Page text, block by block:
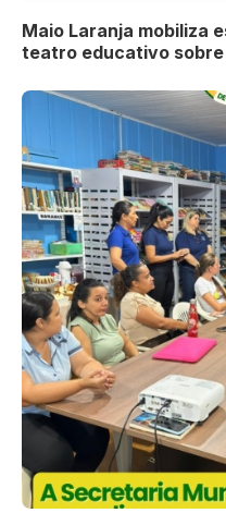
Maio Laranja mobiliza
teatro educativo